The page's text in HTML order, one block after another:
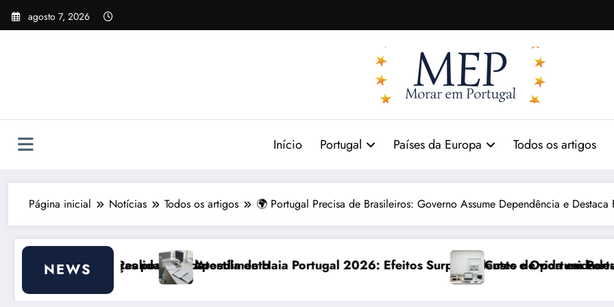
Pular
para
agosto 7, 2026
Início Portugal Países da Europa Todos os artigos
Página inicial Notícias Todos os artigos 🌍 Portugal Precisa de Brasileiros: Governo Assume Dependência e
NEWS
Atendimento
Apostila de Haia Portugal 2026: Efeitos Surpreendentes e OportunidadesCusto de vida em Portugal 2026: impactos reais e